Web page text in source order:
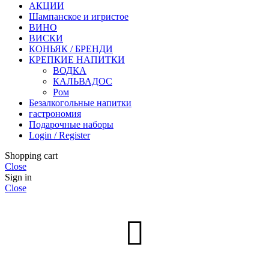
АКЦИИ
Шампанское и игристое
ВИНО
ВИСКИ
КОНЬЯК / БРЕНДИ
КРЕПКИЕ НАПИТКИ
ВОДКА
КАЛЬВАДОС
Ром
Безалкогольные напитки
гастрономия
Подарочные наборы
Login / Register
Shopping cart
Close
Sign in
Close